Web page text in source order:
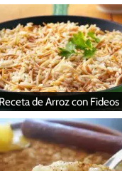
Receta de Arroz con Fideos